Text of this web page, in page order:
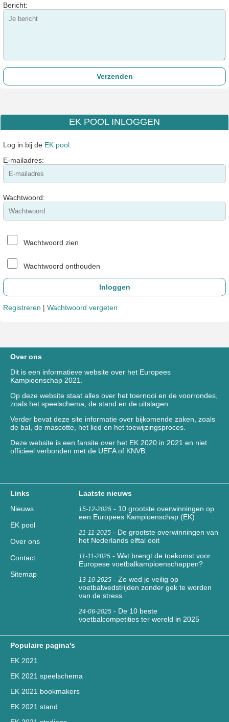
Bericht:
EK POOL INLOGGEN
Log in bij de EK pool
E-mailadres:
Wachtwoord:
Wachtwoord zien
Wachtwoord onthouden
Registreren | Wachtwoord vergeten
Over ons
Dit is een informatieve website over het Europees
Kampioenschap 2021.
Op deze website staat alles over het toernooi en de voorrondes,
zoals het speelschema, de stand en de uitslagen.
Verder bevat deze site informatie over bijkomende zaken, zoals
de bal, de mascotte, het lied en het toewijzingsproces.
Deze website is een fansite over het EK 2020 in 2021 en niet
officieel verbonden met de UEFA of KNVB.
Links
Nieuws
EK pool
Over ons
Contact
Sitemap
Laatste nieuws
15-12-2025 - 10 grootste overwinningen op
een Europees Kampioenschap (EK)
21-11-2025 - De grootste overwinningen van
het Nederlands elftal ooit
11-11-2025 -Wat brengt de toekomst voor
Europese voetbalkampioenschappen?
13-10-2025 -Zo wed je veilig op
voetbalwedstrijden zonder gek te worden
van de stress
24-06-2025 - De 10 beste
voetbalcompetities ter wereld in 2025
Populaire pagina's
EK 2021
EK 2021 speelschema
EK 2021 bookmakers
EK 2021 stand